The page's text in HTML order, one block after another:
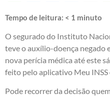
Tempo de leitura: < 1 minuto
O segurado do Instituto
teve o auxílio-doença negado
nova perícia médica até este
feito pelo aplicativo Meu INSS
Pode recorrer da decisão